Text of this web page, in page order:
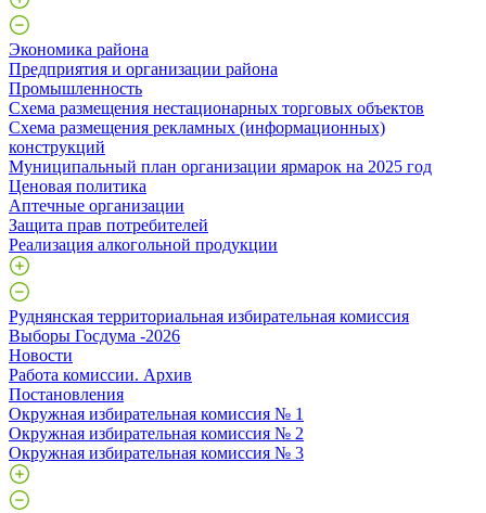
Экономика района
Предприятия и организации района
Промышленность
Схема размещения нестационарных торговых объектов
Схема размещения рекламных (информационных)
конструкций
Муниципальный план организации ярмарок на 2025 год
Ценовая политика
Аптечные организации
Защита прав потребителей
Реализация алкогольной продукции
Руднянская территориальная избирательная комиссия
Выборы Госдума -2026
Новости
Работа комиссии. Архив
Постановления
Окружная избирательная комиссия № 1
Окружная избирательная комиссия № 2
Окружная избирательная комиссия № 3